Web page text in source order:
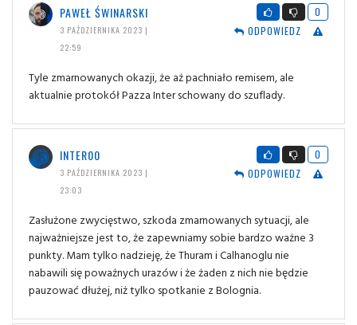
PAWEŁ ŚWINARSKI
3 PAŹDZIERNIKA 2023 |
22:59
0
ODPOWIEDZ
Tyle zmarnowanych okazji, że aż pachniało remisem, ale
aktualnie protokół Pazza Inter schowany do szuflady.
INTER00
3 PAŹDZIERNIKA 2023 |
23:03
0
ODPOWIEDZ
Zasłużone zwycięstwo, szkoda zmarnowanych sytuacji, ale
najważniejsze jest to, że zapewniamy sobie bardzo ważne 3
punkty. Mam tylko nadzieję, że Thuram i Calhanoglu nie
nabawili się poważnych urazów i że żaden z nich nie będzie
pauzować dłużej, niż tylko spotkanie z Bolognia.